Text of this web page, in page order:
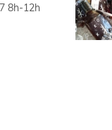
8h-12h